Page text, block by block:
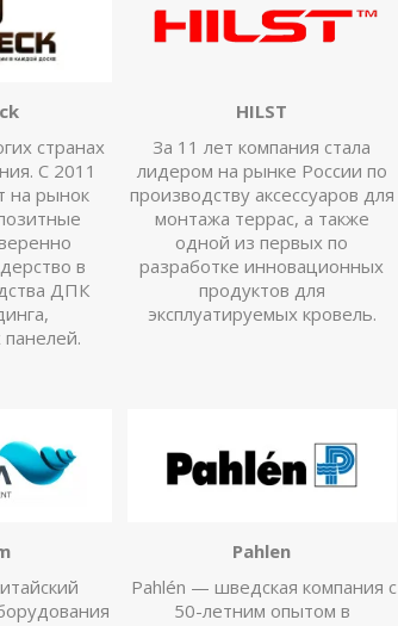
странах
С 2011
на рынок
в
ДПК
HILST
За 11 лет компания стала
лидером на рынке России по
производству аксессуаров для
монтажа террас, а также
одной из первых по
разработке инновационных
продуктов для
эксплуатируемых кровель.
Pahlen
Pahlén — шведская компания с
50-летним опытом в